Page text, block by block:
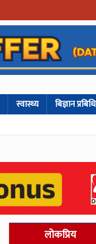
स्वास्थ्य बिज्ञान प्रबिधि
लोकप्रिय